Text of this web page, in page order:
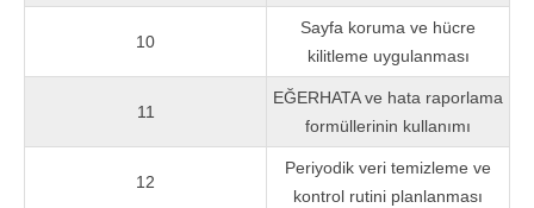
10
Sayfa koruma ve hücre
kilitleme uygulanması
11
EĞERHATA ve hata raporlama
formüllerinin kullanımı
12
Periyodik veri temizleme ve
kontrol rutini planlanması